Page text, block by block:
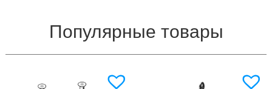
Популярные товары